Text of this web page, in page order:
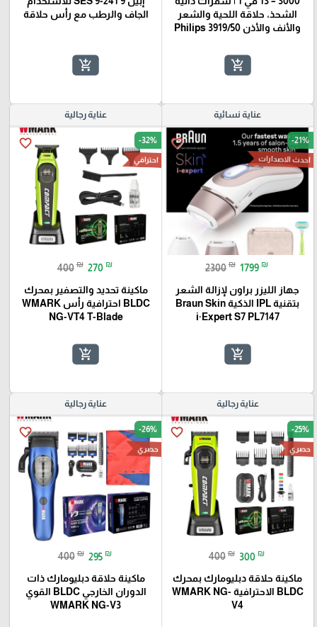
الشحذ، حلاقة اللحية والشعر
والأنف والأذن Philips 3919/50
add_shopping_cart
الجاف والرطب مع رأس حلاقة
add_shopping_cart
عناية نسائية
favorite_border -21%
احدث الاصدارات
2300 ₪ 1799 ₪
جهاز الليزر براون لإزالة الشعر
بتقنية IPL الذكية Braun Skin
i·Expert S7 PL7147
add_shopping_cart
عناية رجالية
favorite_border -32%
احترافي
400 ₪ 270 ₪
ماكينة تحديد والتصفير بمحرك
BLDC احترافية رأس WMARK
NG-VT4 T-Blade
add_shopping_cart
عناية رجالية
favorite_border -25%
حصري
400 ₪ 300 ₪
ماكينة حلاقة دبليومارك بمحرك
BLDC الاحترافية WMARK NG-
V4
عناية رجالية
favorite_border -26%
حصري
400 ₪ 295 ₪
ماكينة حلاقة دبليومارك ذات
الدوران الخارجي BLDC القوي
WMARK NG-V3